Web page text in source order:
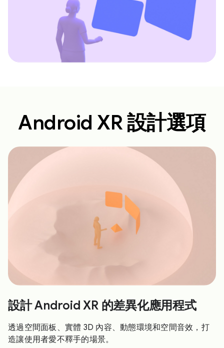
Android XR 設計選項
設計 Android XR 的差異化應用程式
透過空間面板、實體 3D 內容、動態環境和空間音效，打
造讓使用者愛不釋手的場景。